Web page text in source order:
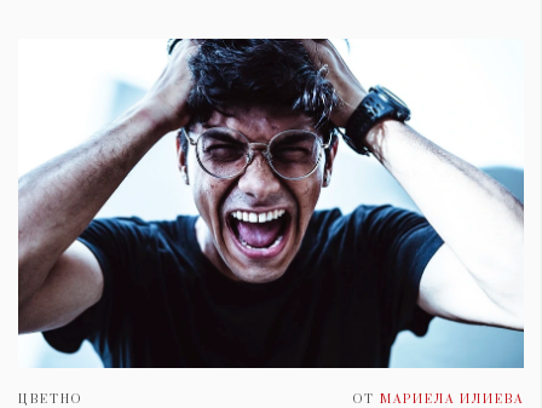
ЦВЕТНО ОТ МАРИЕЛА ИЛИЕВА